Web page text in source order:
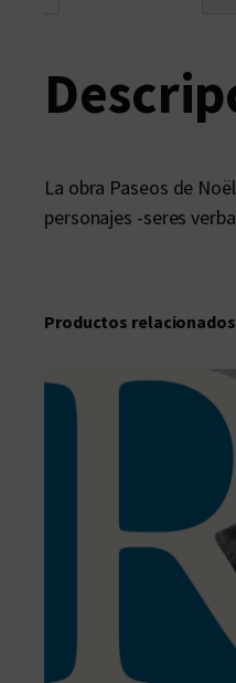
La obra Paseos de
personajes -seres
Productos relacionados